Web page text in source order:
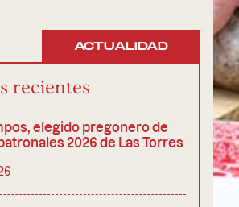
ACTUALIDAD
recientes
elegido pregonero de
2026 de Las Torres